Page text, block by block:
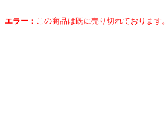
エラー ： この商品は既に売り切れております。